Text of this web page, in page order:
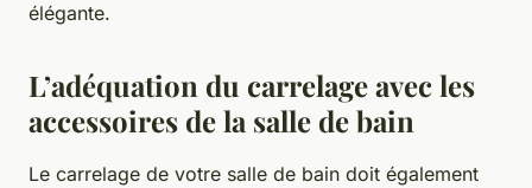
élégante.
L’adéquation du carrelage avec les
accessoires de la salle de bain
Le carrelage de votre salle de bain doit également